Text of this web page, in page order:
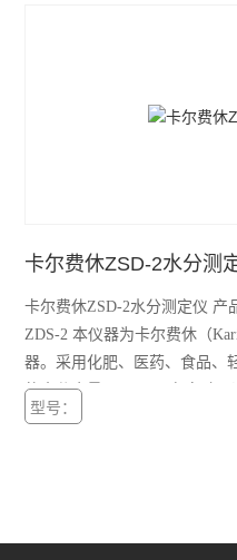
卡尔费休ZSD-2水分测
卡尔费休ZSD-2水分测定仪 产品名称：水份测定仪 规格型号：
ZDS-2 本仪器为卡尔费休（Kari. Fischer）滴定法测定水分的仪
器。采用化肥、医药、食品、
的水分含量。 仪器具有自动吸液，自动注液，自动测定及自动排
废液功能，容量滴定值有LED
型号：